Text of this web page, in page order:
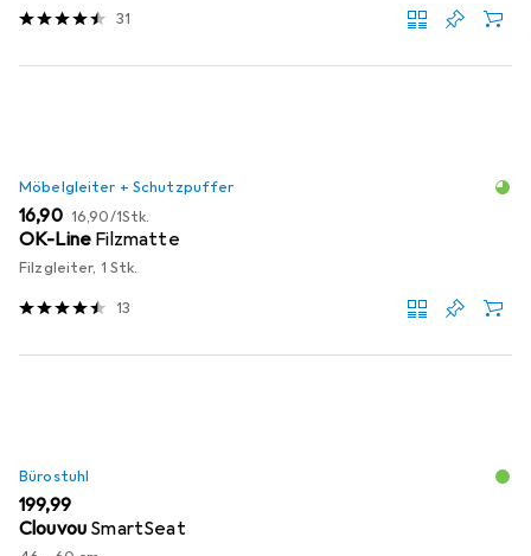
31
Möbelgleiter + Schutzpuffer
EUR
16,90 EUR
16,90/1Stk.
OK-Line Filzmatte
Filzgleiter, 1 Stk.
13
Bürostuhl
EUR
199,99
Clouvou SmartSeat